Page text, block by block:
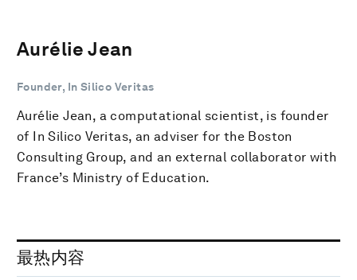
Aurélie Jean
Founder, In Silico Veritas
Aurélie Jean, a computational scientist, is founder
of In Silico Veritas, an adviser for the Boston
Consulting Group, and an external collaborator with
France’s Ministry of Education.
最热内容